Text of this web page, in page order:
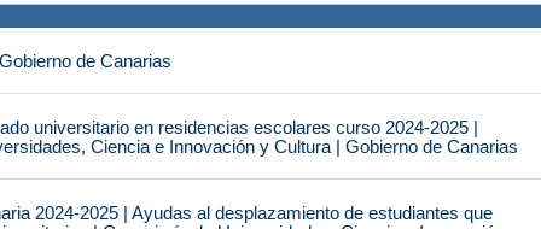
de Canarias
universitario en residencias escolares curso 2024-2025 |
Ciencia e Innovación y Cultura | Gobierno de Canarias
2024-2025 | Ayudas al desplazamiento de estudiantes que